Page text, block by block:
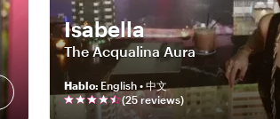
Isabella
The Acqualina Aura
Hablo: English • 中文
(25reviews)